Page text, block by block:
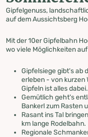
Gipfelgenuss,
auf dem Aussichtsberg
Mit der 10er Gipfelbahn
wo viele Möglichkeiten
Gipfelsiege gibt's ab
erleben - von kurzen
Gipfeln ist alles dabei.
Gemütlich geht's
Bankerl zum Rasten
Rasant ins Tal
km lange Rodelbahn.
Regionale